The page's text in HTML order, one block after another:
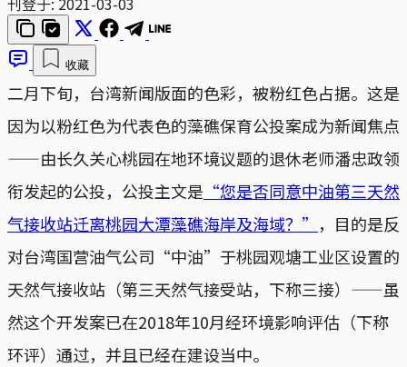
收藏
二月下旬，台湾新闻版面的色彩，被粉红色占据。这是
因为以粉红色为代表色的藻礁保育公投案成为新闻焦点
——由长久关心桃园在地环境议题的退休老师潘忠政领
衔发起的公投，公投主文是 “您是否同意中油第三天然
气接收站迁离桃园大潭藻礁海岸及海域？” ，目的是反
对台湾国营油气公司“中油”于桃园观塘工业区设置的
天然气接收站（第三天然气接受站，下称三接）——虽
然这个开发案已在2018年10月经环境影响评估（下称
环评）通过，并且已经在建设当中。